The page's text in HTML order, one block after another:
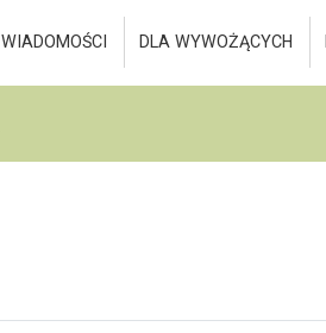
WIADOMOŚCI DLA WYWOŻĄCYCH